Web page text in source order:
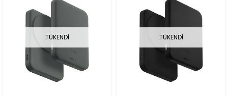
TÜKENDI TÜKENDI